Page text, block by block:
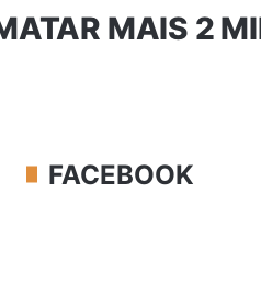
MAIS 2
FACEBOOK